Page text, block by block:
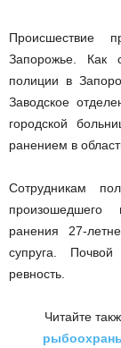
Происшествие
Запорожье. Как
полиции в
Заводское
городской
ранением в
Сотрудникам
произошедшего
ранения 27-
супруга.
ревность.
Читайте